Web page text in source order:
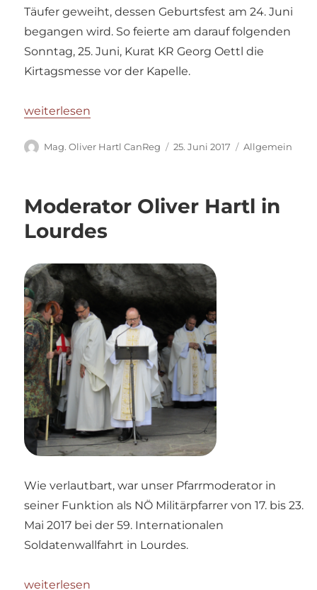
Täufer geweiht, dessen Geburtsfest am 24. Juni
begangen wird. So feierte am darauf folgenden
Sonntag, 25. Juni, Kurat KR Georg Oettl die
Kirtagsmesse vor der Kapelle.
„Kirtagsmesse in Leiding“
weiterlesen
Autor
Mag. Oliver Hartl CanReg
Veröffentlicht
25. Juni 2017 Kategorien
Allgemein
Moderator Oliver Hartl in
Lourdes
Wie verlautbart, war unser Pfarrmoderator in
seiner Funktion als NÖ Militärpfarrer von 17. bis 23.
Mai 2017 bei der 59. Internationalen
Soldatenwallfahrt in Lourdes.
„Moderator Oliver Hartl in Lourdes“
weiterlesen